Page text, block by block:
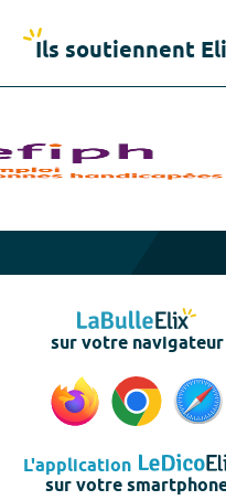
Ils soutiennent
sur votre navigateur
L'application
sur votre